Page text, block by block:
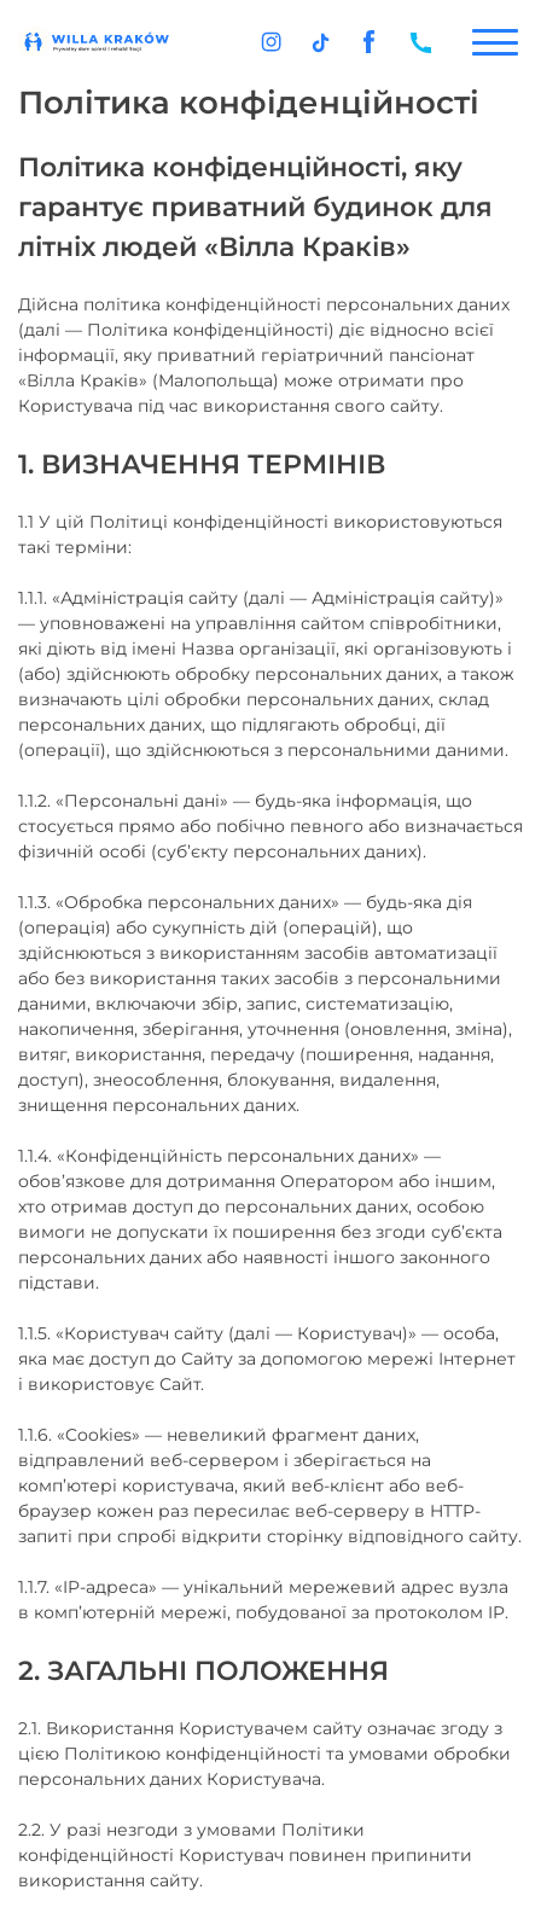
Політика конфіденційності
Політика конфіденційності, яку
гарантує приватний будинок для
літніх людей «Вілла Краків»
Дійсна політика конфіденційності персональних даних
(далі — Політика конфіденційності) діє відносно всієї
інформації, яку приватний геріатричний пансіонат
«Вілла Краків» (Малопольща) може отримати про
Користувача під час використання свого сайту.
1. ВИЗНАЧЕННЯ ТЕРМІНІВ
1.1 У цій Політиці конфіденційності використовуються
такі терміни:
1.1.1. «Адміністрація сайту (далі — Адміністрація сайту)»
— уповноважені на управління сайтом співробітники,
які діють від імені Назва організації, які організовують і
(або) здійснюють обробку персональних даних, а також
визначають цілі обробки персональних даних, склад
персональних даних, що підлягають обробці, дії
(операції), що здійснюються з персональними даними.
1.1.2. «Персональні дані» — будь-яка інформація, що
стосується прямо або побічно певного або визначається
фізичній особі (суб’єкту персональних даних).
1.1.3. «Обробка персональних даних» — будь-яка дія
(операція) або сукупність дій (операцій), що
здійснюються з використанням засобів автоматизації
або без використання таких засобів з персональними
даними, включаючи збір, запис, систематизацію,
накопичення, зберігання, уточнення (оновлення, зміна),
витяг, використання, передачу (поширення, надання,
доступ), знеособлення, блокування, видалення,
знищення персональних даних.
1.1.4. «Конфіденційність персональних даних» —
обов’язкове для дотримання Оператором або іншим,
хто отримав доступ до персональних даних, особою
вимоги не допускати їх поширення без згоди суб’єкта
персональних даних або наявності іншого законного
підстави.
1.1.5. «Користувач сайту (далі — Користувач)» — особа,
яка має доступ до Сайту за допомогою мережі Інтернет
і використовує Сайт.
1.1.6. «Cookies» — невеликий фрагмент даних,
відправлений веб-сервером і зберігається на
комп’ютері користувача, який веб-клієнт або веб-
браузер кожен раз пересилає веб-серверу в HTTP-
запиті при спробі відкрити сторінку відповідного сайту.
1.1.7. «IP-адреса» — унікальний мережевий адрес вузла
в комп’ютерній мережі, побудованої за протоколом IP.
2. ЗАГАЛЬНІ ПОЛОЖЕННЯ
2.1. Використання Користувачем сайту означає згоду з
цією Політикою конфіденційності та умовами обробки
персональних даних Користувача.
2.2. У разі незгоди з умовами Політики
конфіденційності Користувач повинен припинити
використання сайту.